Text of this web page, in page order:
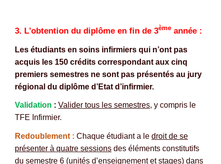
3. L'obtention du diplôme en fin de 3ème année :
Les étudiants en soins infirmiers qui n’ont pas
acquis les 150 crédits correspondant aux cinq
premiers semestres ne sont pas présentés au jury
régional du diplôme d’Etat d’infirmier.
Validation : Valider tous les semestres, y compris le
TFE Infirmier.
Redoublement : Chaque étudiant a le droit de se
présenter à quatre sessions des éléments constitutifs
du semestre 6 (unités d’enseignement et stages) dans